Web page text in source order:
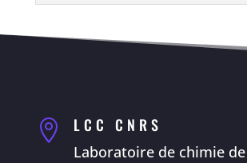
 LCC CNRS
Laboratoire de chimie de